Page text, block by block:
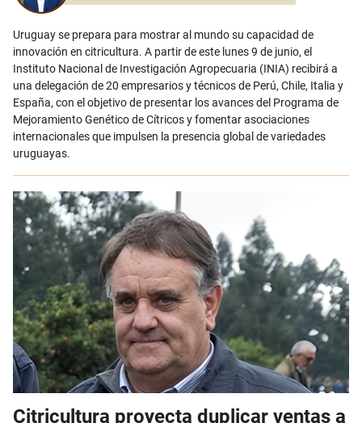
Uruguay se prepara para mostrar al mundo su capacidad de
innovación en citricultura. A partir de este lunes 9 de junio, el
Instituto Nacional de Investigación Agropecuaria (INIA) recibirá a
una delegación de 20 empresarios y técnicos de Perú, Chile, Italia y
España, con el objetivo de presentar los avances del Programa de
Mejoramiento Genético de Cítricos y fomentar asociaciones
internacionales que impulsen la presencia global de variedades
uruguayas.
Citricultura proyecta duplicar ventas a